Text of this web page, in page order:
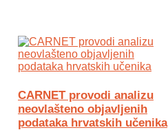
CARNET provodi analizu
neovlašteno objavljenih
podataka hrvatskih učenika